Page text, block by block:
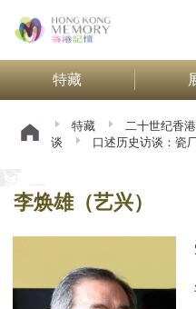
特藏
特藏 二十世纪香
谈
口述历史访谈：瓷
李焕雄（艺兴）